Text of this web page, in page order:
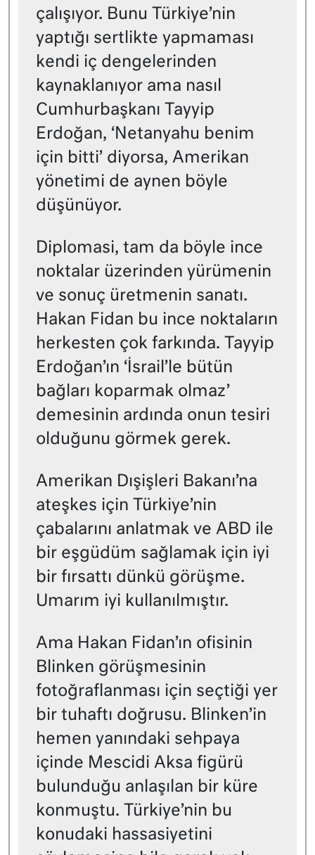
çalışıyor. Bunu Türkiye’nin
yaptığı sertlikte yapmaması
kendi iç dengelerinden
kaynaklanıyor ama nasıl
Cumhurbaşkanı Tayyip
Erdoğan, ‘Netanyahu benim
için bitti’ diyorsa, Amerikan
yönetimi de aynen böyle
düşünüyor.
Diplomasi, tam da böyle ince
noktalar üzerinden yürümenin
ve sonuç üretmenin sanatı.
Hakan Fidan bu ince noktaların
herkesten çok farkında. Tayyip
Erdoğan’ın ‘İsrail’le bütün
bağları koparmak olmaz’
demesinin ardında onun tesiri
olduğunu görmek gerek.
Amerikan Dışişleri Bakanı’na
ateşkes için Türkiye’nin
çabalarını anlatmak ve ABD ile
bir eşgüdüm sağlamak için iyi
bir fırsattı dünkü görüşme.
Umarım iyi kullanılmıştır.
Ama Hakan Fidan’ın ofisinin
Blinken görüşmesinin
fotoğraflanması için seçtiği yer
bir tuhaftı doğrusu. Blinken’in
hemen yanındaki sehpaya
içinde Mescidi Aksa figürü
bulunduğu anlaşılan bir küre
konmuştu. Türkiye’nin bu
konudaki hassasiyetini